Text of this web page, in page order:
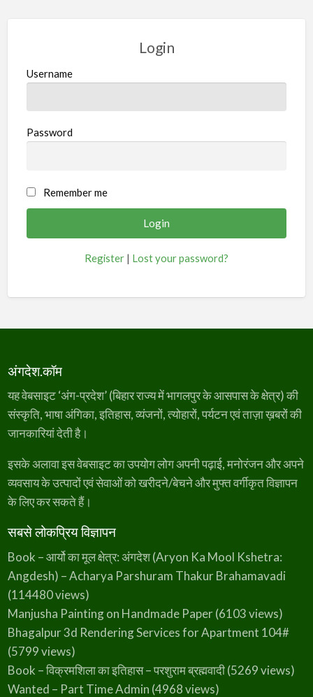
Login
Username
Password
Remember me
Register | Lost your password?
अंगदेश.कॉम
यह वेबसाइट ‘अंग-प्रदेश’ (बिहार राज्य में भागलपुर के आसपास के क्षेत्र) की
संस्कृति, भाषा अंगिका, इतिहास, व्यंजनों, त्योहारों, पर्यटन एवं ताज़ा ख़बरों की
जानकारियां देती है।
इसके अलावा इस वेबसाइट का उपयोग लोग अपनी पढ़ाई, मनोरंजन और अपने
व्यवसाय के उत्पादों एवं सेवाओं को खरीदने/बेचने और मुफ्त वर्गीकृत विज्ञापन
के लिए कर सकते हैं।
सबसे लोकप्रिय विज्ञापन
Book – आर्यो का मूल क्षेत्र: अंगदेश (Aryon Ka Mool Kshetra:
Angdesh) – Acharya Parshuram Thakur Brahamavadi
(114480 views)
Manjusha Painting on Handmade Paper(6103 views)
Bhagalpur 3d Rendering Services for Apartment 104#
(5799 views)
Book – विक्रमशिला का इतिहास – परशुराम ब्रह्मवादी(5269 views)
Wanted – Part Time Admin (4968 views)